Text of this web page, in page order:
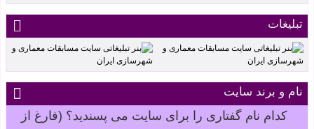
تبلیغات
نام و برند سایت
کدام نام گفتاری را برای سایت می پسندید؟ (فارغ از